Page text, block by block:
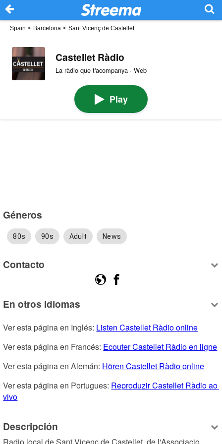
Spain > Barcelona > Sant Vicenç de Castellet
Castellet Ràdio
La ràdio que t'acompanya · Web
Play
Géneros
80s 90s Adult News
Contacto
En otros idiomas
Ver esta página en Inglés: Listen Castellet Ràdio online
Ver esta página en Francés: Ecouter Castellet Ràdio en ligne
Ver esta página en Alemán: Hören Castellet Ràdio online
Ver esta página en Portugues: Reproduzir Castellet Ràdio ao
vivo
Descripción